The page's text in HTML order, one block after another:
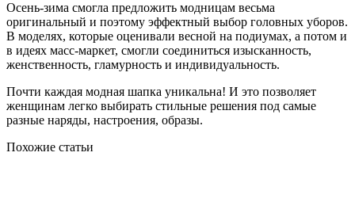
Осень-зима смогла предложить модницам весьма
оригинальный и поэтому эффектный выбор головных уборов.
В моделях, которые оценивали весной на подиумах, а потом и
в идеях масс-маркет, смогли соединиться изысканность,
женственность, гламурность и индивидуальность.
Почти каждая модная шапка уникальна! И это позволяет
женщинам легко выбирать стильные решения под самые
разные наряды, настроения, образы.
Похожие статьи